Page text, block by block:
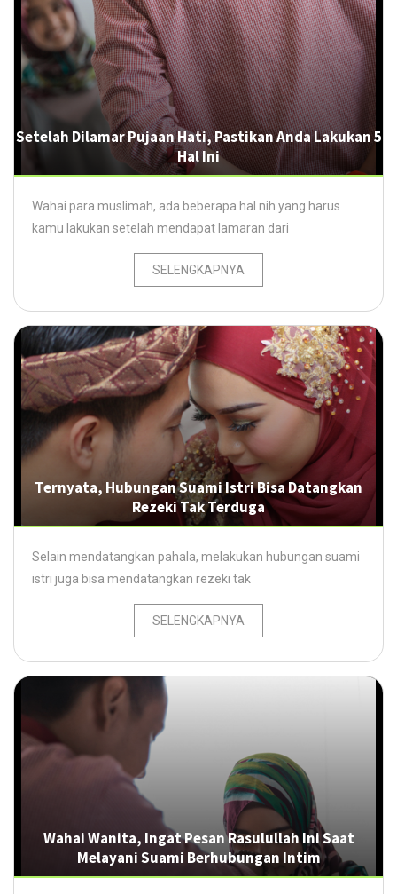
Setelah Dilamar Pujaan Hati, Pastikan Anda Lakukan 5
Hal Ini
Wahai para muslimah, ada beberapa hal nih yang harus
kamu lakukan setelah mendapat lamaran dari
SELENGKAPNYA
Ternyata, Hubungan Suami Istri Bisa Datangkan
Rezeki Tak Terduga
Selain mendatangkan pahala, melakukan hubungan suami
istri juga bisa mendatangkan rezeki tak
SELENGKAPNYA
Wahai Wanita, Ingat Pesan Rasulullah Ini Saat
Melayani Suami Berhubungan Intim